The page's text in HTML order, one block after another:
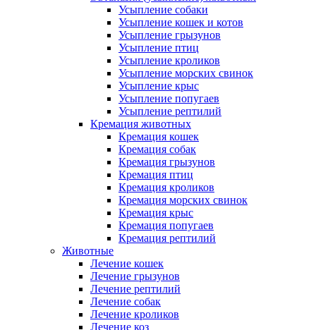
Усыпление собаки
Усыпление кошек и котов
Усыпление грызунов
Усыпление птиц
Усыпление кроликов
Усыпление морских свинок
Усыпление крыс
Усыпление попугаев
Усыпление рептилий
Кремация животных
Кремация кошек
Кремация собак
Кремация грызунов
Кремация птиц
Кремация кроликов
Кремация морских свинок
Кремация крыс
Кремация попугаев
Кремация рептилий
Животные
Лечение кошек
Лечение грызунов
Лечение рептилий
Лечение собак
Лечение кроликов
Лечение коз